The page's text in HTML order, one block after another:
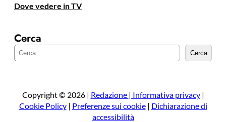
Dove vedere in TV
Cerca
e
a
Cerca
Copyright © 2026 | Redazione | Informativa privacy|
Cookie Policy| Preferenze sui cookie| Dichiarazione di
accessibilità